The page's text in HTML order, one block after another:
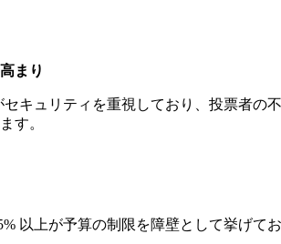
まり
キュリティを重視しており、投票者の
す。
以上が予算の制限を障壁として挙げて